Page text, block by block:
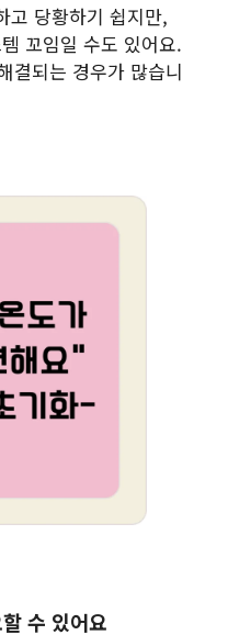
고 당황하기 쉽지만,
꼬임일 수도 있어요.
결되는 경우가 많습니
수 있어요